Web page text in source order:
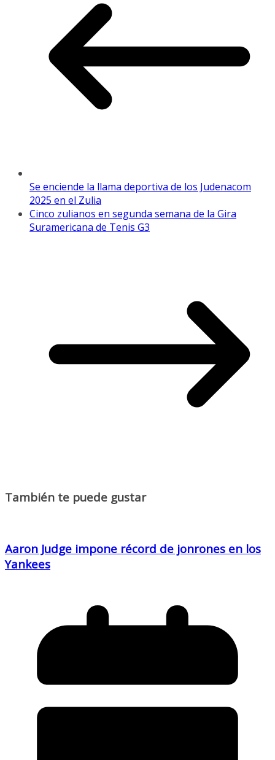
Se enciende la llama deportiva de los Judenacom
2025 en el Zulia
Cinco zulianos en segunda semana de la Gira
Suramericana de Tenis G3
También te puede gustar
Aaron Judge impone récord de jonrones en los
Yankees